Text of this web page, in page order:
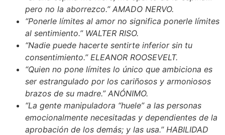
pero no la aborrezco.” AMADO NERVO.
“Ponerle límites al amor no significa ponerle límites
al sentimiento.” WALTER RISO.
“Nadie puede hacerte sentirte inferior sin tu
consentimiento.” ELEANOR ROOSEVELT.
“Quien no pone límites lo único que ambiciona es
ser estrangulado por los cariñosos y armoniosos
brazos de su madre.” ANÓNIMO.
“La gente manipuladora “huele” a las personas
emocionalmente necesitadas y dependientes de la
aprobación de los demás; y las usa.” HABILIDAD